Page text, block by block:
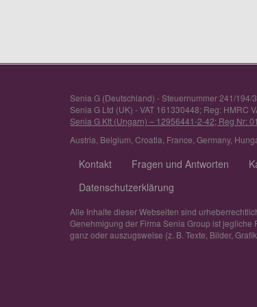
Senia G (Deutschland) - Steuernummer 241/
Senia G Ltd (UK) - VAT 161330448; Reg: HMRC
Senia G Kft (Ungarn) – 12956441-2-42; Reg Nr:
Austria, Belgium,Croatia, France,Germany,
Kontakt Fragen und Antworten
Datenschutzerklärung
Alle Inhalte dieser Webseiten sind
Genehmigung der Firma Senia Group ist jegliche
ganz oder auszugsweise (z. B. Texte, Bilder,